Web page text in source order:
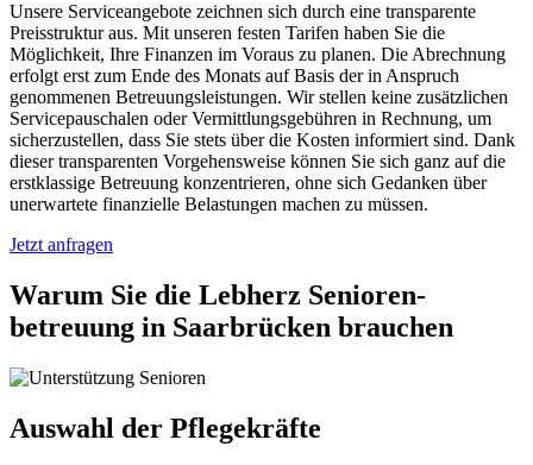
Unsere Serviceangebote zeichnen sich durch eine transparente
Preisstruktur aus. Mit unseren festen Tarifen haben Sie die
Möglichkeit, Ihre Finanzen im Voraus zu planen. Die Abrechnung
erfolgt erst zum Ende des Monats auf Basis der in Anspruch
genommenen Betreuungsleistungen. Wir stellen keine zusätzlichen
Servicepauschalen oder Vermittlungsgebühren in Rechnung, um
sicherzustellen, dass Sie stets über die Kosten informiert sind. Dank
dieser transparenten Vorgehensweise können Sie sich ganz auf die
erstklassige Betreuung konzentrieren, ohne sich Gedanken über
unerwartete finanzielle Belastungen machen zu müssen.
Jetzt anfragen
Warum Sie die Lebherz Senioren­
betreuung in Saarbrücken brauchen
Auswahl der Pflegekräfte